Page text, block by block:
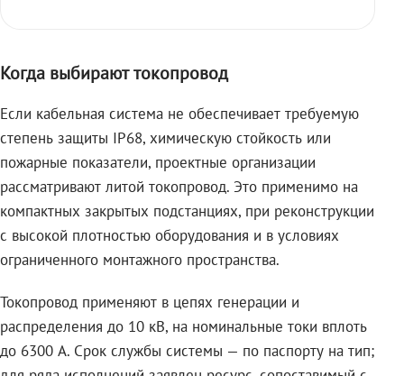
Когда выбирают токопровод
Если кабельная система не обеспечивает требуемую
степень защиты IP68, химическую стойкость или
пожарные показатели, проектные организации
рассматривают литой токопровод. Это применимо на
компактных закрытых подстанциях, при реконструкции
с высокой плотностью оборудования и в условиях
ограниченного монтажного пространства.
Токопровод применяют в цепях генерации и
распределения до 10 кВ, на номинальные токи вплоть
до 6300 А. Срок службы системы — по паспорту на тип;